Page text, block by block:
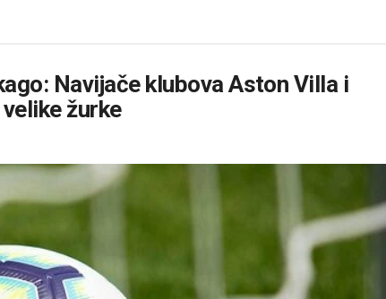
Navijače klubova Aston Villa i
žurke